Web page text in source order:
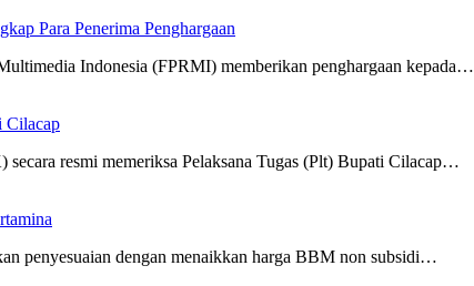
Para Penerima Penghargaan
Indonesia (FPRMI) memberikan penghargaan kepada…
Cilacap
resmi memeriksa Pelaksana Tugas (Plt) Bupati Cilacap…
penyesuaian dengan menaikkan harga BBM non subsidi…